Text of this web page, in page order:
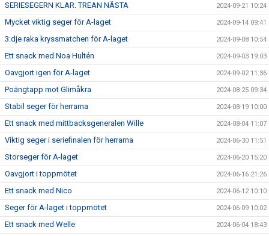
SERIESEGERN KLAR. TREAN NÄSTA 2024-09-21 10:24
Mycket viktig seger för A-laget 2024-09-14 09:41
3:dje raka kryssmatchen för A-laget 2024-09-08 10:54
Ett snack med Noa Hultén 2024-09-03 19:03
Oavgjort igen för A-laget 2024-09-02 11:36
Poängtapp mot Glimåkra 2024-08-25 09:34
Stabil seger för herrarna 2024-08-19 10:00
Ett snack med mittbacksgeneralen Wille 2024-08-04 11:07
Viktig seger i seriefinalen för herrarna 2024-06-30 11:51
Storseger för A-laget 2024-06-20 15:20
Oavgjort i toppmötet 2024-06-16 21:26
Ett snack med Nico 2024-06-12 10:10
Seger för A-laget i toppmötet 2024-06-09 10:02
Ett snack med Welle 2024-06-04 18:43